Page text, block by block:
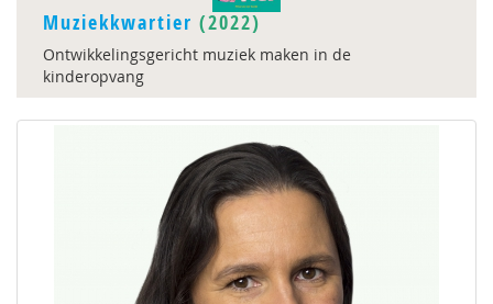
Muziekkwartier (2022)
Ontwikkelingsgericht muziek maken in de
kinderopvang